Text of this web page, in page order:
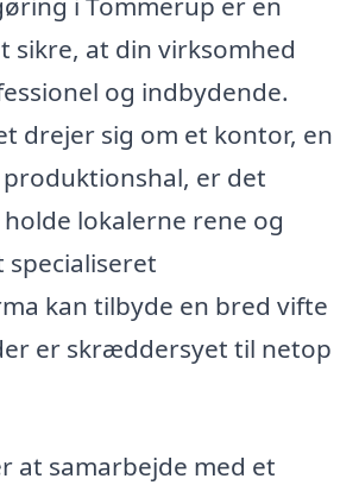
sikre, at din virksomhed
og indbydende.
drejer sig om et kontor, en
er det
lokalerne rene og
specialiseret
kan tilbyde en bred vifte
er skræddersyet til netop
at samarbejde med et